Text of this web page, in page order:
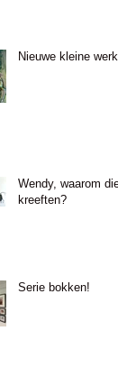
Nieuwe kleine
Wendy, waarom
kreeften?
Serie bokken!